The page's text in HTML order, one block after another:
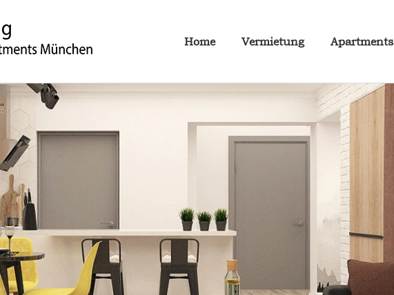
Home Vermietung Apartments